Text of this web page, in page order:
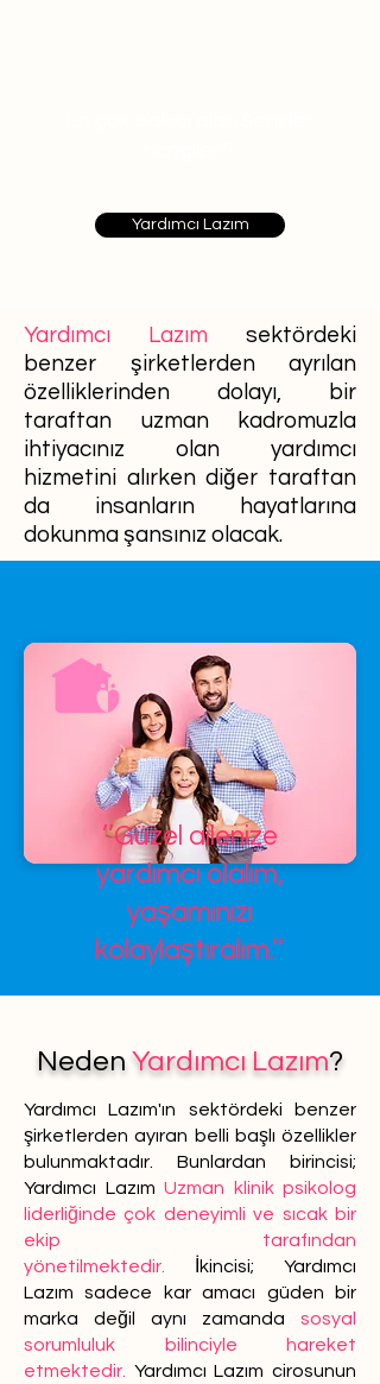
Yardımcı Lazım
Yardımcı Lazım sektördeki
benzer şirketlerden ayrılan
özelliklerinden dolayı, bir
taraftan uzman kadromuzla
ihtiyacınız olan yardımcı
hizmetini alırken diğer taraftan
da insanların hayatlarına
dokunma şansınız olacak.
’’Güzel ailenize
yardımcı olalım,
yaşamınızı
kolaylaştıralım.’’
Neden Yardımcı Lazım?
Yardımcı Lazım'ın sektördeki benzer
şirketlerden ayıran belli başlı özellikler
bulunmaktadır. Bunlardan birincisi;
Yardımcı Lazım Uzman klinik psikolog
liderliğinde çok deneyimli ve sıcak bir
ekip tarafından
yönetilmektedir.
İkincisi; Yardımcı
Lazım sadece kar amacı güden bir
marka değil aynı zamanda sosyal
sorumluluk bilinciyle hareket
etmektedir.
Yardımcı Lazım cirosunun